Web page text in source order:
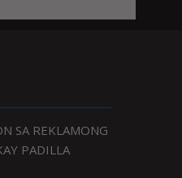
SA REKLAMONG
PADILLA